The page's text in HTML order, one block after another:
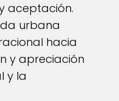
aceptación.
urbana
hacia
y apreciación
y la